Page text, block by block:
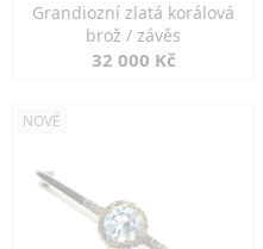
Grandiozní zlatá korálová
brož / závěs
32 000 Kč
NOVÉ